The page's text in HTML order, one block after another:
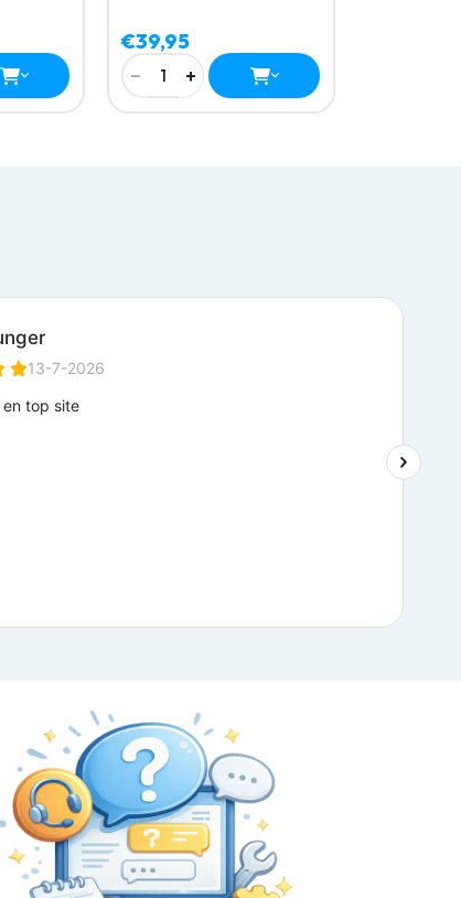
€39,95
−
1 +